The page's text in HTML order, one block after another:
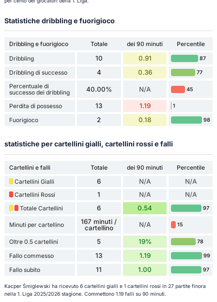
Statistiche dribbling e fuorigioco
Dribbling e fuorigioco Totale dei 90 minuti
Percentile
Dribbling
10 0.91 87
Dribbling di successo 4 0.36 77
Percentuale di
successo dei dribbling
40.00% N/A 45
Perdita di possesso 13 1.19 1
Fuorigioco 2 0.18 98
statistiche per cartellini gialli, cartellini rossi e falli
Cartellini e falli Totale dei 90 minuti
Percentile
Cartellini Gialli
6 N/A N/A
Cartellini Rossi 1 N/A N/A
Totale Cartellini 6 0.54 97
Minuti per cartellino
167 minuti /
cartellino
N/A 15
Oltre 0.5 cartellini 5 19% 78
Fallo commesso 13 1.19 99
Fallo subito 11 1.00 97
Kacper Śmiglewski ha ricevuto 6 cartellini gialli e 1 cartellini rossi in 27 partite finora
nella 1. Liga 2025/2026 stagione. Commettono 1.19 falli su 90 minuti.